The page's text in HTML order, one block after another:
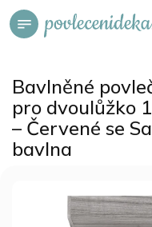
Přejít
na
Bavlněné
pro dvoulůžko
– Červené se
bavlna